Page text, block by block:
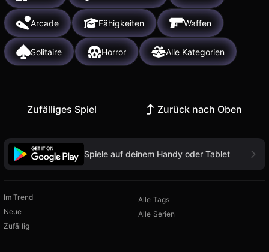
Arcade Fähigkeiten Waffen
Solitaire Horror Alle Kategorien
Zufälliges Spiel Zurück nach Oben
Spiele auf deinem Handy oder Tablet
Im Trend
Neue
Zufällig
Alle Tags
Alle Serien